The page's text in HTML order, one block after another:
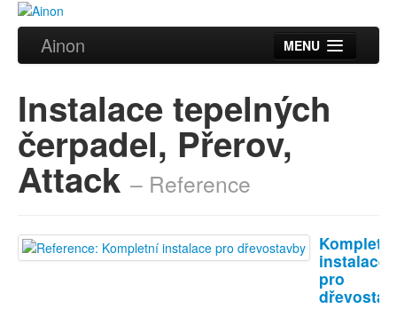
Ainon
MENU
Služby
Reference
Videa
Partneři
Instalace tepelných
čerpadel, Přerov,
Attack – Reference
Kompletní
instalace
pro